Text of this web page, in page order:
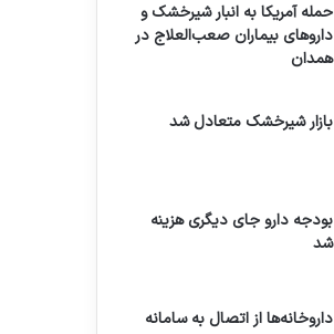
حمله آمریکا به انبار شیرخشک و
داروهای بیماران صعب‌العلاج در
همدان
بازار شیرخشک متعادل شد
بودجه دارو جای دیگری هزینه
شد
داروخانه‌ها از اتصال به سامانه